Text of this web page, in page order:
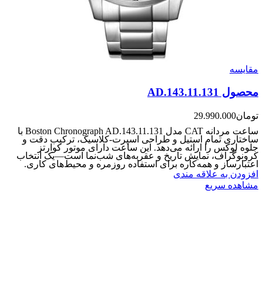
مقایسه
محصول AD.143.11.131
تومان29.990.000
ساعت مردانه CAT مدل Boston Chronograph AD.143.11.131 با
ساختاری تمام استیل و طراحی اسپرت-کلاسیک، ترکیب دقت و
جلوه لوکس را ارائه می‌دهد. این ساعت دارای موتور کوارتز
کرونوگراف، نمایش تاریخ و عقربه‌های شب‌نما است—یک انتخاب
اعتبارساز و همه‌کاره برای استفاده روزمره و محیط‌های کاری.
افزودن به علاقه مندی
مشاهده سریع